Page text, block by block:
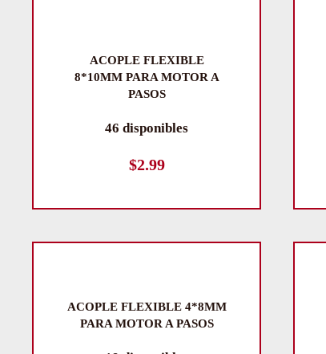
ACOPLE FLEXIBLE
8*10MM PARA MOTOR A
PASOS
46 disponibles
$2.99
ACOPLE FLEXIBLE 4*8MM
PARA MOTOR A PASOS